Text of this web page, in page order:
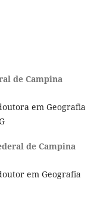
de Campina
em Geografia
de Campina
em Geografia